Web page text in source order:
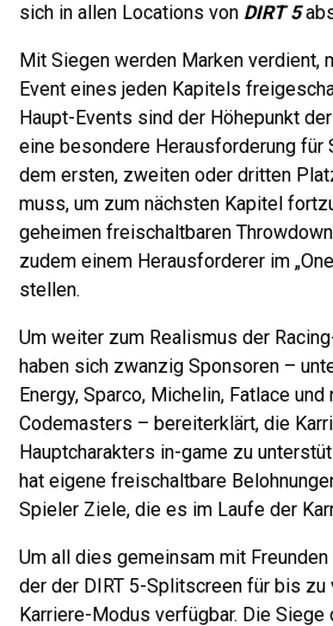
sich in allen Locations von DIRT 5
Mit Siegen werden Marken verdient,
Event eines jeden Kapitels
Haupt-Events sind der Höhepunkt
eine besondere Herausforderung für
dem ersten, zweiten oder dritten
muss, um zum nächsten Kapitel
geheimen freischaltbaren
zudem einem Herausforderer im
stellen.
Um weiter zum Realismus der
haben sich zwanzig Sponsoren –
Energy, Sparco, Michelin, Fatlace und
Codemasters – bereiterklärt, die
Hauptcharakters in-game zu
hat eigene freischaltbare
Spieler Ziele, die es im Laufe der
Um all dies gemeinsam mit
der der DIRT 5-Splitscreen für bis zu
Karriere-Modus verfügbar. Die